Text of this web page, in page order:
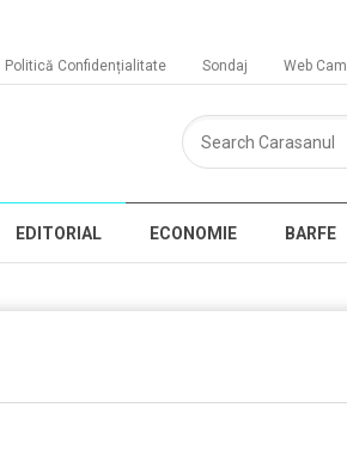
Politică Confidențialitate Sondaj Web Cam
EDITORIAL ECONOMIE BARFE